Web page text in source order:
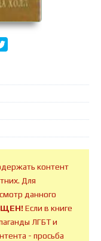
контент
Для
данного
Если в книге
ЛГБТ и
- просьба